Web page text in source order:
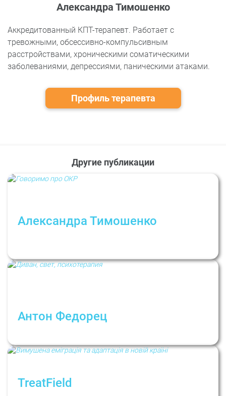
Александра Тимошенко
Аккредитованный КПТ-терапевт. Работает с
тревожными, обсессивно-компульсивным
расстройствами, хроническими соматическими
заболеваниями, депрессиями, паническими атаками.
Профиль терапевта
Другие публикации
Александра Тимошенко
Антон Федорец
TreatField